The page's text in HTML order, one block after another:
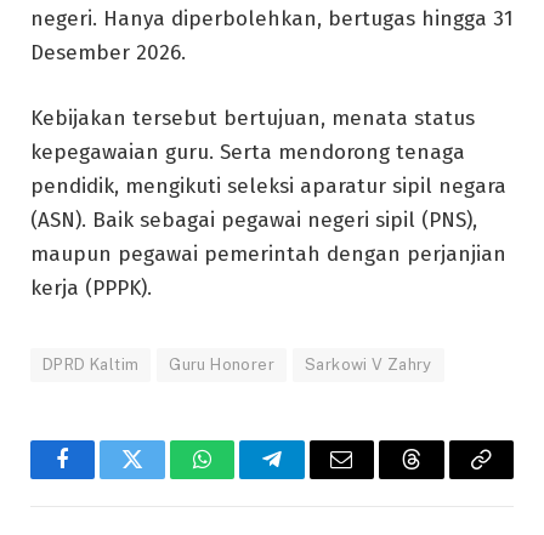
negeri. Hanya diperbolehkan, bertugas hingga 31
Desember 2026.
Kebijakan tersebut bertujuan, menata status
kepegawaian guru. Serta mendorong tenaga
pendidik, mengikuti seleksi aparatur sipil negara
(ASN). Baik sebagai pegawai negeri sipil (PNS),
maupun pegawai pemerintah dengan perjanjian
kerja (PPPK).
DPRD Kaltim Guru Honorer Sarkowi V Zahry
FacebookTwitter WhatsAppTelegramEmail ThreadsCopy